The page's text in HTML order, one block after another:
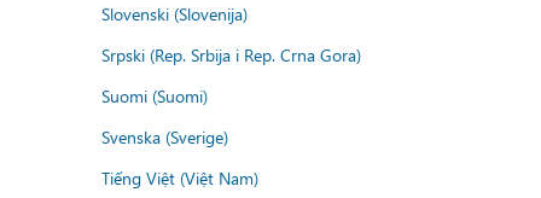
Slovenski (Slovenija)
Srpski (Rep. Srbija i Rep. Crna Gora)
Suomi (Suomi)
Svenska (Sverige)
Tiếng Việt (Việt Nam)